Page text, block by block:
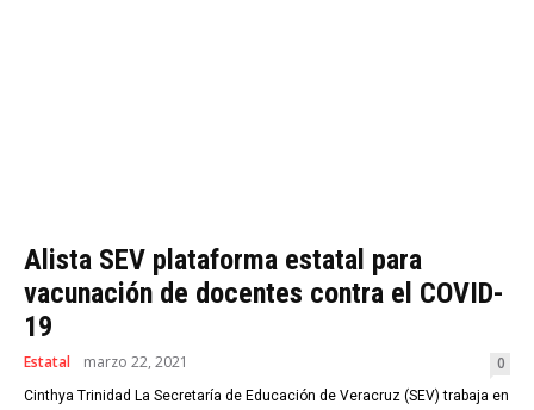
Alista SEV plataforma estatal para
vacunación de docentes contra el COVID-
19
Estatal marzo 22, 2021 0
Cinthya Trinidad La Secretaría de Educación de Veracruz (SEV) trabaja en